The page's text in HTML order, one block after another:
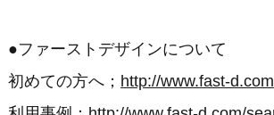
●ファーストデザインについて
初めての方へ； http://www.fast-